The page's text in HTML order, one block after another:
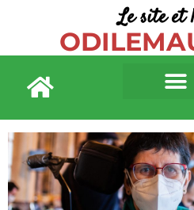
Le site et